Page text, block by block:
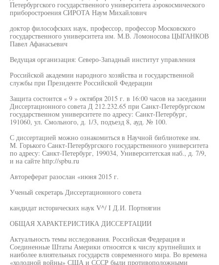
Петербургского государственного университета аэрокосмического
приборостроения СИРОТА Наум Михайлович
доктор философских наук, профессор, профессор Московского
государственного университета им. М.В. Ломоносова ЦЫГАНКОВ
Павел Афанасьевич
Ведущая организация: Северо-Западный институт управления
Российской академии народного хозяйства и государственной
службы при Президенте Российской Федерации
Защита состоится « 9 » октября 2015 г. в 16:00 часов на заседании
Диссертационного совета Д 212.232.65 при Санкт-Петербургском
государственном университете по адресу: Санкт-Петербург,
191060, ул. Смольного, д. 1/3, подъезд 8, ауд. № 100.
С диссертацией можно ознакомиться в Научной библиотеке им.
М. Горького Санкт-Петербургского государственного университета
по адресу: Санкт-Петербург, 199034, Университетская наб., д. 7/9,
и на сайте http://spbu.ru
Автореферат разослан «июня 2015 г.
Ученый секретарь Диссертационного совета
кандидат исторических наук V^/ I Д.И. Портнягин
ОБЩАЯ ХАРАКТЕРИСТИКА ДИССЕРТАЦИИ
Актуальность темы исследования. Российская Федерация и
Соединенные Штаты Америки относятся к числу крупнейших и
наиболее влиятельных государств современного мира. Во времена
«холодной войны» США и СССР были противоположными